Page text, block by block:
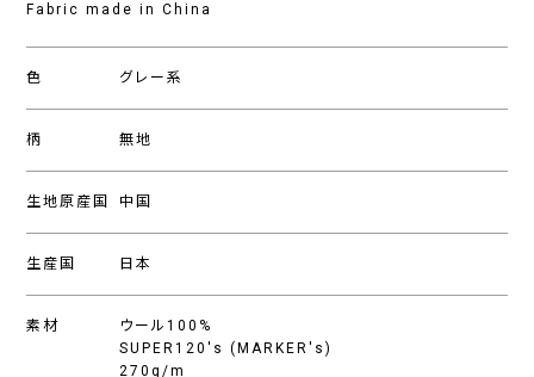
Fabric made in China
色 グレー系
柄 無地
生地原産国 中国
生産国 日本
素材
ウール100%
SUPER120's (MARKER's)
270g/m